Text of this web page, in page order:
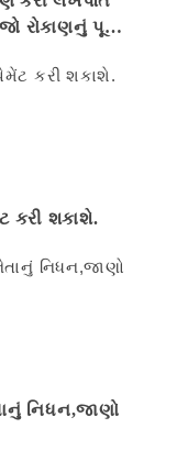
રોકાણનું પૂરું
કરી શકાશે.
નિધન,જાણો